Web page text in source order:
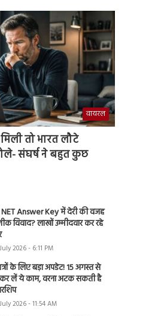
वायरल
तो भारत लौटे
संघर्ष ने बहुत कुछ
Answer Key में देरी की वजह
विवाद? लाखों उम्मीदवार कर रहे
2026 - 6:11 PM
के लिए बड़ा अपडेट! 15 अगस्त से
लें ये काम, वरना अटक सकती है
2026 - 11:54 AM